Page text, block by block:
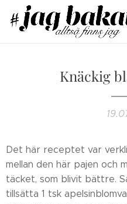
Knäckig
Det här receptet var
mellan den här pajen och
täcket, som blivit bättre.
tillsätta 1 tsk